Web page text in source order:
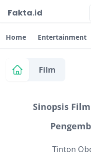
Fakta.id
Home Entertainment
Film
Sinopsis
Tinton